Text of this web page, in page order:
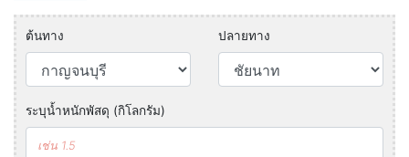
ต้นทาง ปลายทาง
ระบุน้ำหนักพัสดุ (กิโลกรัม)